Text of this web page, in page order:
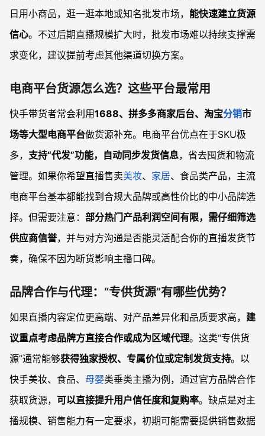
日用小商品，逛一逛本地或知名批发市场， 能快速建立货源
信心。不过后期直播规模扩大时，批发市场难以持续支撑需
求变化，建议提前考虑其他渠道切换方案。
电商平台货源怎么选？这些平台最常用
快手带货者常会利用1688、拼多多商家后台、淘宝分销市
场等大型电商平台做货源补充。电商平台优点在于SKU极
多， 支持“代发”功能，自动同步发货信息，省去囤货和物流
管理。如果你希望直播售卖美妆、 家居、食品类产品，主流
电商平台基本都能找到合规大品牌或高性价比的中小品牌选
择。但需要注意： 部分热门产品利润空间有限，需仔细筛选
供应商信誉，并与对方沟通是否能灵活配合你的直播发货节
奏，确保不因为断货影响主播口碑。
品牌合作与代理：“专供货源”有哪些优势？
如果直播内容定位更高端、对产品差异化和品质要求高， 建
议重点考虑品牌方直接合作或成为区域代理。这类“专供货
源”通常能够获得独家授权、专属价位或定制发货支持。以
快手美妆、食品、 母婴类垂类主播为例，通过官方品牌合作
获取货源， 可以直接提升用户信任度和复购率。缺点是对主
播规模、销售能力有一定要求，初期可能需要提供销售数据